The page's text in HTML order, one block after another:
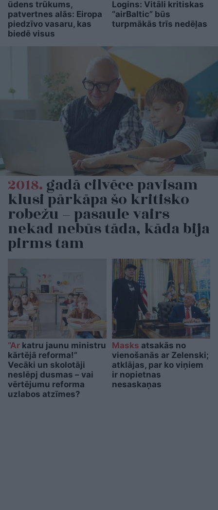
ūdens trūkums,
patvertnes alās: Eiropa
piedzīvo vasaru, kas
biedē visus
Logins: Vitāli kritiskas
“airBaltic” būs
turpmākās trīs nedēļas
2018.gadā cilvēce pavisam
klusi pārkāpa šo kritisko
robežu – pasaule vairs
nekad nebūs tāda, kāda bija
pirms tam
“Ar katru jaunu ministru
kārtējā reforma!”
Vecāki un skolotāji
neslēpj dusmas – vai
vērtējumu reforma
uzlabos atzīmes?
Masks atsakās no
vienošanās ar Zelenski;
atklājas, par ko viņiem
ir nopietnas
nesaskaņas